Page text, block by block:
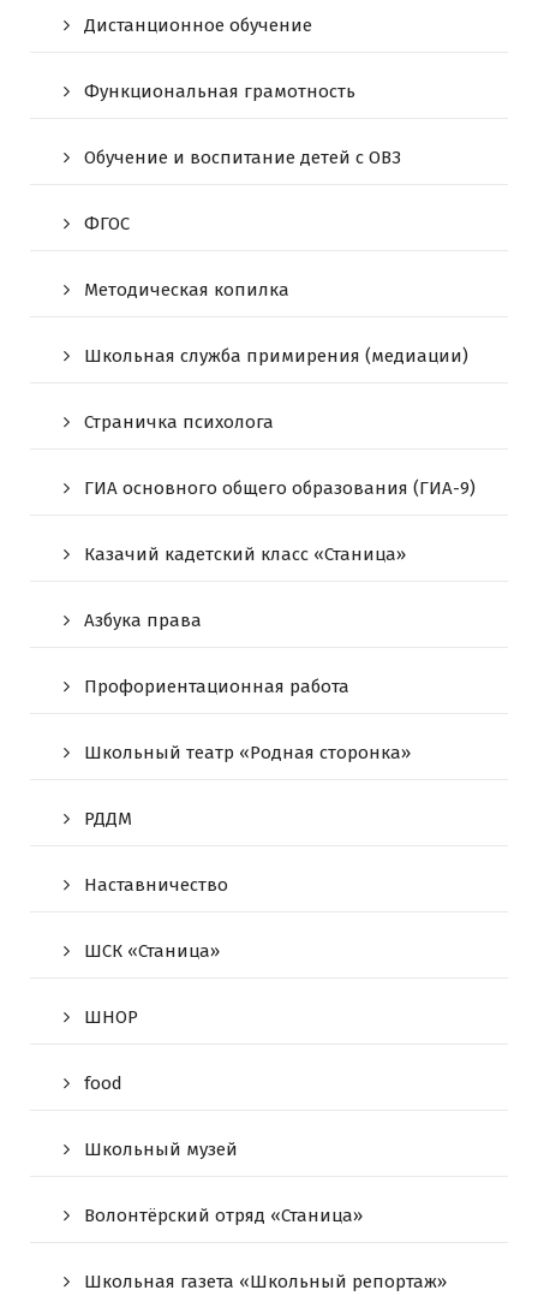
Дистанционное обучение
Функциональная грамотность
Обучение и воспитание детей с ОВЗ
ФГОС
Методическая копилка
Школьная служба примирения (медиации)
Страничка психолога
ГИА основного общего образования (ГИА-9)
Казачий кадетский класс «Станица»
Азбука права
Профориентационная работа
Школьный театр «Родная сторонка»
РДДМ
Наставничество
ШСК «Станица»
ШНОР
food
Школьный музей
Волонтёрский отряд «Станица»
Школьная газета «Школьный репортаж»